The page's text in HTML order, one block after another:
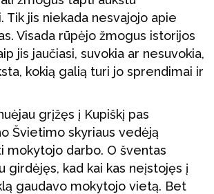
Tik jis niekada nesvajojo apie
Visada rūpėjo žmogus istorijos
jis jaučiasi, suvokia ar nesuvokia,
kokią galią turi jo sprendimai ir
grįžęs į Kupiškį pas
Švietimo skyriaus vedėją
mokytojo darbo. O šventas
girdėjęs, kad kai kas neįstojęs į
gaudavo mokytojo vietą. Bet